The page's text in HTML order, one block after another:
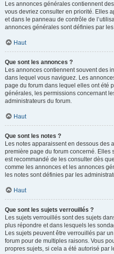
Les annonces générales contiennent
vous devriez consulter en priorité. Elles
et dans le panneau de contrôle de
annonces générales sont définies par
Haut
Que sont les annonces ?
Les annonces contiennent souvent des
dans lequel vous naviguez. Les
page du forum dans lequel elles ont été
générales, les permissions concernant
administrateurs du forum.
Haut
Que sont les notes ?
Les notes apparaissent en dessous des
première page du forum concerné. Elles
est recommandé de les consulter dès
comme les annonces et les annonces
les notes sont définies par les
Haut
Que sont les sujets verrouillés ?
Les sujets verrouillés sont des sujets
plus répondre et dans lesquels les
Les sujets peuvent être verrouillés par
forum pour de multiples raisons. Vous
propres sujets, si cela a été autorisé par